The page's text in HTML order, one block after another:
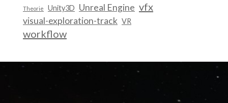
Theorie Unity3D Unreal Engine vfx
visual-exploration-track VR
workflow